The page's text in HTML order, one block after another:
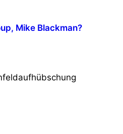
Mike Blackman?